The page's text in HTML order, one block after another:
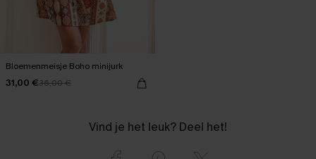
Bloemenmeisje Boho minijurk
31,00 €36,00 €
Vind je het leuk? Deel het!